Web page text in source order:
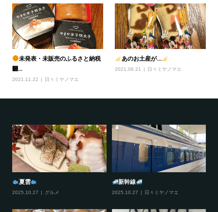
未発表・未販売のふるさと納税
὾...
2021.11.22 日々ミヤノマエ
あのお土産が…
2021.06.21 日々ミヤノマエ
夏雲
2025.10.27 グルメ
新幹線
2025.10.27 日々ミヤノマエ